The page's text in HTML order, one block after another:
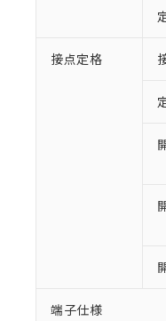
接点定格
端子仕様